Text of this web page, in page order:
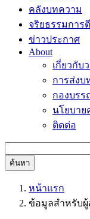
คลังบทความ
จริยธรรมการ
ข่าวประกาศ
About
เกี่ยวกับ
การส่งบ
กองบรร
นโยบาย
ติดต่อ
ค้นหา
หน้าแรก
ข้อมูลสำหรับ